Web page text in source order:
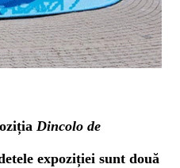
Dincolo de
expoziției sunt două